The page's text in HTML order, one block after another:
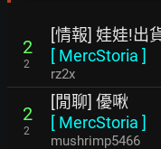
2
2
[情報] 娃娃!出
[ MercStoria ]
rz2x
2
2
[閒聊] 優啾
[ MercStoria ]
mushrimp5466